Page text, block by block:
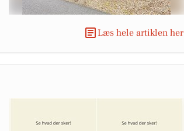
Læs hele artiklen her